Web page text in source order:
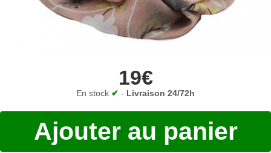
19€
En stock ✔ - Livraison 24/72h
Ajouter au panier